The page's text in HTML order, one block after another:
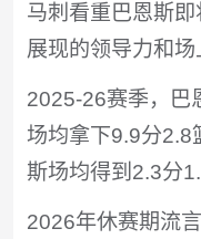
马刺看重巴恩斯
展现的领导力和场
2025-26赛季，巴
场均拿下9.9分2.8
斯场均得到2.3分
2026年休赛期流